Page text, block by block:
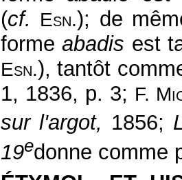
(cf. Esn.); de
formeabadis est
Esn.), tantôt
1, 1836, p. 3; F.
sur l'argot, 1856;
19edonne comme